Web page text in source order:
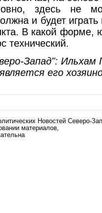
здесь не
и будет
В какой форме,
технический.
Запад": Ильхам
его
Новостей Северо-
материалов,